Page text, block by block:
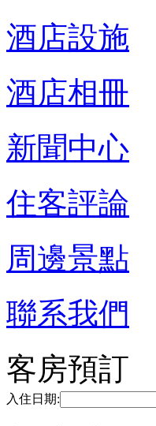
酒店設施
酒店相冊
新聞中心
住客評論
周邊景點
聯系我們
客房預訂
入住日期: